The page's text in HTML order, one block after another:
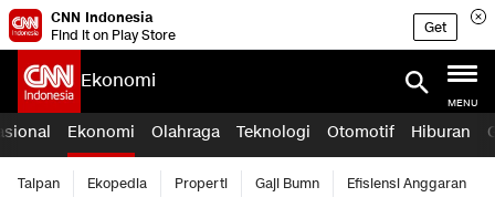
CNN Indonesia
Find it on Play Store
Get
Ekonomi
MENU
Ekonomi Olahraga Teknologi Otomotif Hiburan
Taipan Ekopedia Properti Gaji Bumn Efisiensi Anggaran